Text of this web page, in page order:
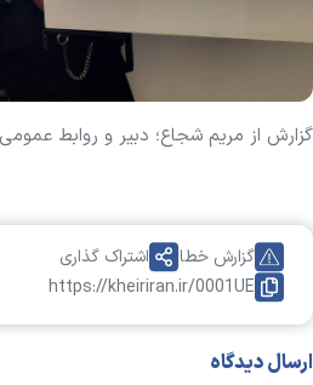
گزارش از مریم شجاع؛ دبیر و روابط
https://kheiriran.ir/0001UE
گزارش خطا اشتراک گذاری
ارسال دیدگاه